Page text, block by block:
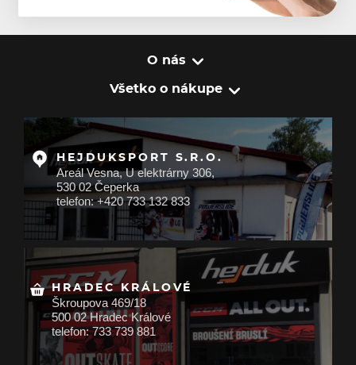
O nás
Všetko o nákupe
HEJDUKSPORT S.R.O.
Areál Vesna, U elektrárny 306,
530 02 Čeperka
telefon: +420 733 132 833
HRADEC KRÁLOVÉ
Škroupova 469/18
500 02 Hradec Králové
telefon: 733 739 881